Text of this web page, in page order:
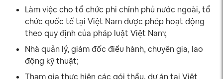
Làm việc cho tổ chức phi chính phủ nước ngoài, tổ
chức quốc tế tại Việt Nam được phép hoạt động
theo quy định của pháp luật Việt Nam;
Nhà quản lý, giám đốc điều hành, chuyên gia, lao
động kỹ thuật;
Tham gia thực hiện các gói thầu, dự án tại Việt